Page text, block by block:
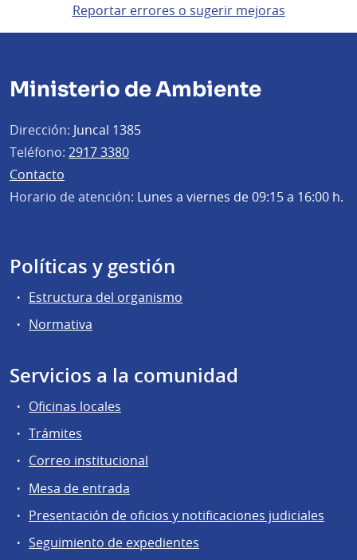
Reportar errores o sugerir mejoras
Ministerio de Ambiente
Dirección: Juncal 1385
Teléfono: 2917 3380
Contacto
Horario de atención: Lunes a viernes de 09:15 a 16:00 h.
Políticas y gestión
Estructura del organismo
Normativa
Servicios a la comunidad
Oficinas locales
Trámites
Correo institucional
Mesa de entrada
Presentación de oficios y notificaciones judiciales
Seguimiento de expedientes